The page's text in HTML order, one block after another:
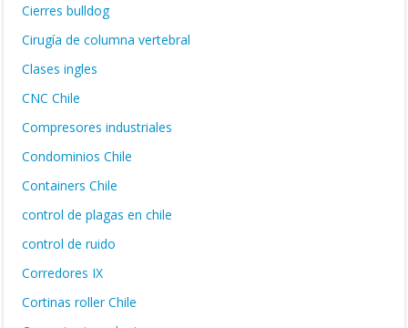
Cierres bulldog
Cirugía de columna vertebral
Clases ingles
CNC Chile
Compresores industriales
Condominios Chile
Containers Chile
control de plagas en chile
control de ruido
Corredores IX
Cortinas roller Chile